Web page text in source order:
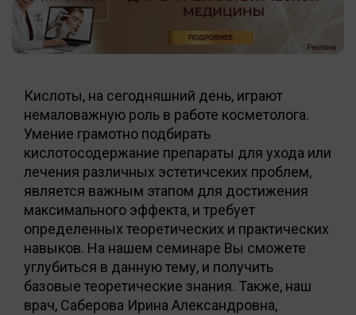
Кислоты, на сегодняшний день, играют
немаловажную роль в работе косметолога.
Умение грамотно подбирать
кислотосодержание препараты для ухода или
лечения различных эстетичсеких проблем,
является важным этапом для достижения
максимального эффекта, и требует
определенных теоретических и практических
навыков. На нашем семинаре Вы сможете
углубиться в данную тему, и получить
базовые теоретические знания. Также, наш
врач, Саберова Ирина Александровна,